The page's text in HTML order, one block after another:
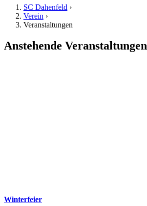
SC Dahenfeld ›
Verein ›
Veranstaltungen
Anstehende Veranstaltungen
Winterfeier